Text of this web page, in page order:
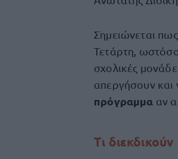
Σημειώνεται
Τετάρτη,
σχολικές
απεργήσουν και
πρόγραμμα αν
Τι